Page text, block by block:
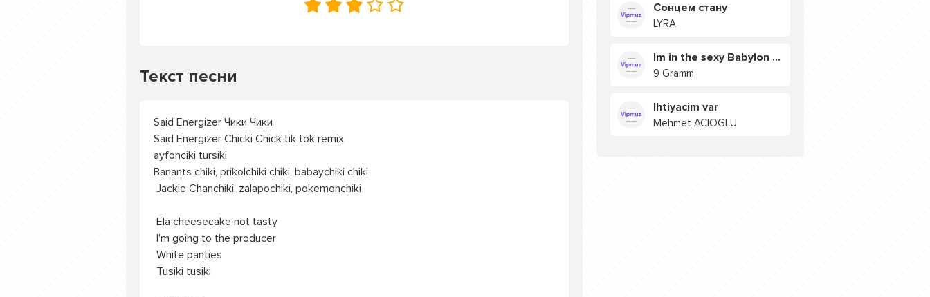
Текст песни
Said Energizer Чики Чики
Said Energizer Chicki Chick tik tok remix
ayfonciki tursiki
Banants chiki, prikolchiki chiki, babaychiki chiki
Jackie Chanchiki, zalapochiki, pokemonchiki
Ela cheesecake not tasty
I'm going to the producer
White panties
Tusiki tusiki
Сонцем стану
LYRA
Im in the sexy Babylon БУЯ
9 Gramm
Ihtiyacim var
Mehmet ACIOGLU